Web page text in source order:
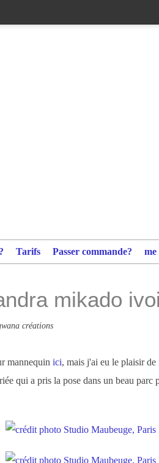
Tarifs Passer commande?
mikado
créations
mannequin ici, mais j'ai eu le plaisir
qui a pris la pose dans un beau parc